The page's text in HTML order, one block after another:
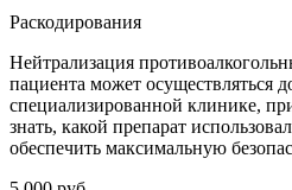
Раскодирования
Нейтрализация
пациента может осуществляться
специализированной клинике,
знать, какой препарат
обеспечить максимальную